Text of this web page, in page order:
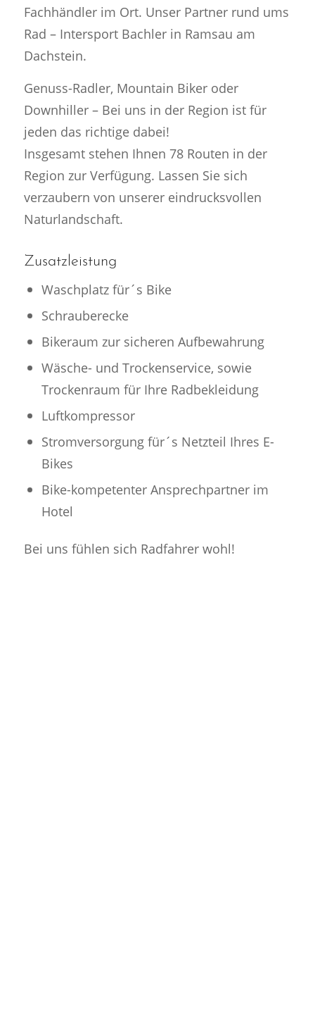
Fachhändler im Ort. Unser Partner rund ums
Rad – Intersport Bachler in Ramsau am
Dachstein.
Genuss-Radler, Mountain Biker oder
Downhiller – Bei uns in der Region ist für
jeden das richtige dabei!
Insgesamt stehen Ihnen 78 Routen in der
Region zur Verfügung. Lassen Sie sich
verzaubern von unserer eindrucksvollen
Naturlandschaft.
Zusatzleistung
Waschplatz für´s Bike
Schrauberecke
Bikeraum zur sicheren Aufbewahrung
Wäsche- und Trockenservice, sowie
Trockenraum für Ihre Radbekleidung
Luftkompressor
Stromversorgung für´s Netzteil Ihres E-
Bikes
Bike-kompetenter Ansprechpartner im
Hotel
Bei uns fühlen sich Radfahrer wohl!